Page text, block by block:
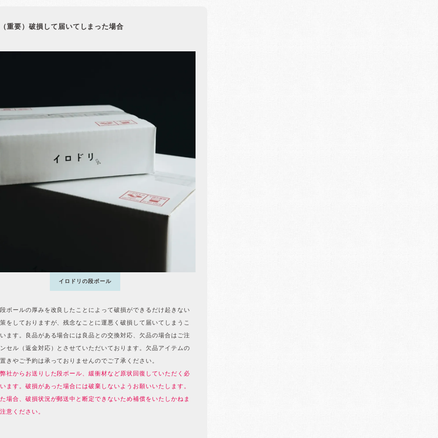
重要）破損して届いてしまった場合
イロドリの段ボール
ボールの厚みを改良したことによって破損ができるだけ起きない
をしておりますが、残念なことに運悪く破損して届いてしまうこ
ます。良品がある場合には良品との交換対応、欠品の場合はご注
セル（返金対応）とさせていただいております。欠品アイテムの
きやご予約は承っておりませんのでご了承ください。
社からお送りした段ボール、緩衝材など原状回復していただく必
ます。破損があった場合には破棄しないようお願いいたします。
場合、破損状況が郵送中と断定できないため補償をいたしかねま
意ください。